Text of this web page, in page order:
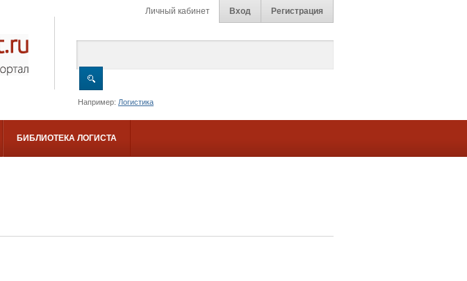
Личный кабинет Вход Регистрация
Например: Логистика
БИБЛИОТЕКА ЛОГИСТА